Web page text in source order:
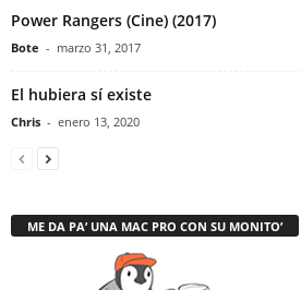
Power Rangers (Cine) (2017)
Bote - marzo 31, 2017
El hubiera sí existe
Chris - enero 13, 2020
ME DA PA’ UNA MAC PRO CON SU MONITO’